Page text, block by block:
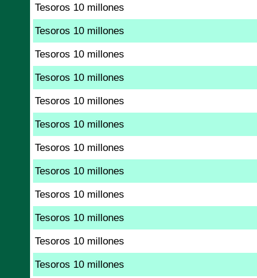
Tesoros 10 millones
Tesoros 10 millones
Tesoros 10 millones
Tesoros 10 millones
Tesoros 10 millones
Tesoros 10 millones
Tesoros 10 millones
Tesoros 10 millones
Tesoros 10 millones
Tesoros 10 millones
Tesoros 10 millones
Tesoros 10 millones